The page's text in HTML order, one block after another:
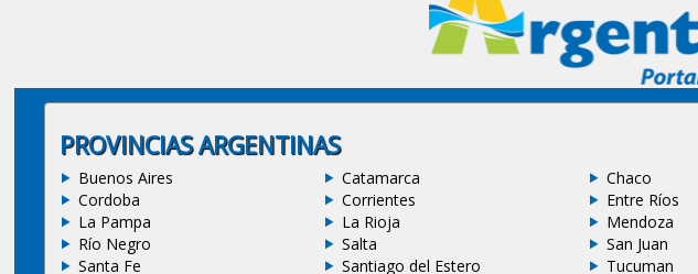
PROVINCIAS ARGENTINAS
Buenos Aires Catamarca Chaco
Cordoba
Corrientes Entre Ríos
La Pampa
La Rioja Mendoza
Río Negro
Salta San Juan
Santa Fe
Santiago del Estero Tucuman